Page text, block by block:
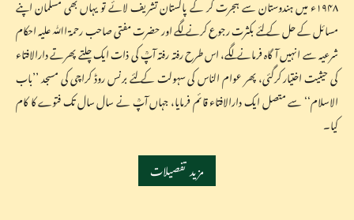
۱۹۴۸ء میں ہندوستان سے ہجرت کر کے پاکستان تشریف لائے تو یہاں بھی مسلمان اپنے
مسائل کے حل کے لئے بکثرت رجوع کرنے لگے اور حضرت مفتی صاحب رحمۃ اﷲ علیہ احکام
شرعیہ سے انہیں آگاہ فرمانے لگے، اس طرح رفتہ رفتہ آپؒ کی ذات ایک چلتے پھرتے دارالافتاء
کی حیثیت اختیار کرگئی، پھر عوام الناس کی سہولت کے لئے برنس روڈ کراچی کی مسجد ’’باب
الاسلام‘‘ سے متصل ایک دارالافتاء قائم فرمایا، جہاں آپؒ نے سال سال تک فتوے کا کام
کیا۔
مزید تفصیلات